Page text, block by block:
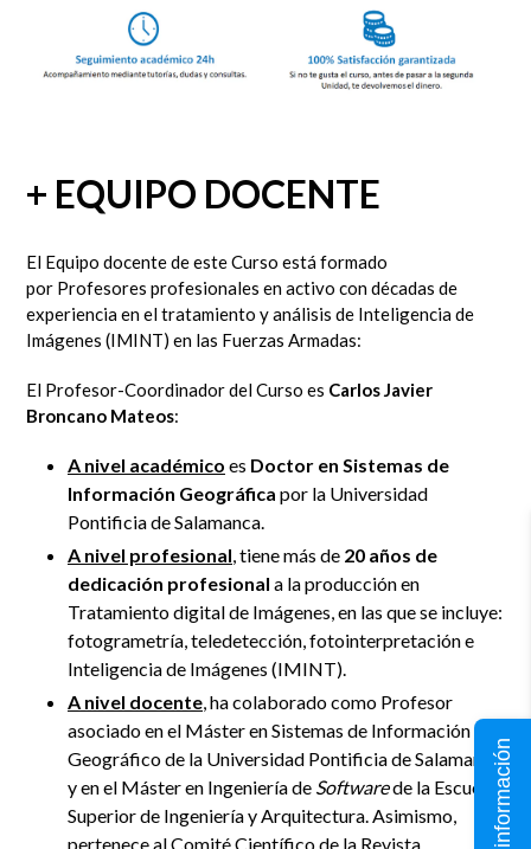
+ EQUIPO DOCENTE
El Equipo docente de este Curso está formado
por Profesores profesionales en activo con décadas de
experiencia en el tratamiento y análisis de Inteligencia de
Imágenes (IMINT) en las Fuerzas Armadas:
El Profesor-Coordinador del Curso es Carlos Javier
Broncano Mateos:
A nivel académico es Doctor en Sistemas de
Información Geográfica por la Universidad
Pontificia de Salamanca.
A nivel profesional, tiene más de 20 años de
dedicación profesional a la producción en
Tratamiento digital de Imágenes, en las que se incluye:
fotogrametría, teledetección, fotointerpretación e
Inteligencia de Imágenes (IMINT).
A nivel docente, ha colaborado como Profesor
asociado en el Máster en Sistemas de Información
Geográfico de la Universidad Pontificia de Salamanca
y en el Máster en Ingeniería de Softwarede la Escuela
Superior de Ingeniería y Arquitectura. Asimismo,
pertenece al Comité Científico de la Revista